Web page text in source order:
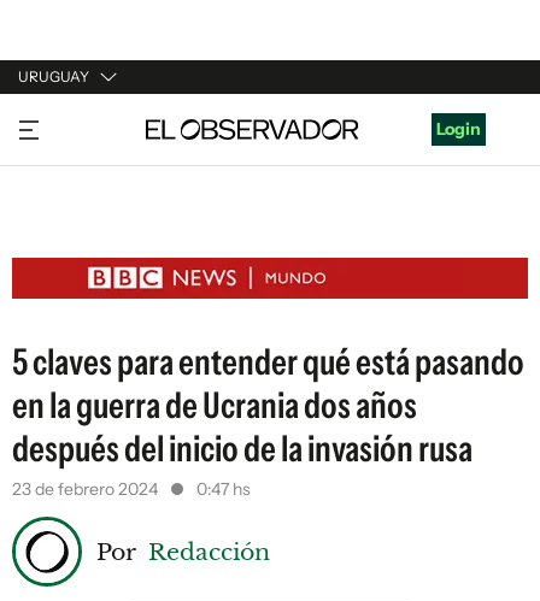
URUGUAY
URUGUAY
ARGENTINA
ESTADOS UNIDOS
Login
5 claves para entender qué está pasando
en la guerra de Ucrania dos años
después del inicio de la invasión rusa
23 de febrero 2024 0:47 hs
Por Redacción